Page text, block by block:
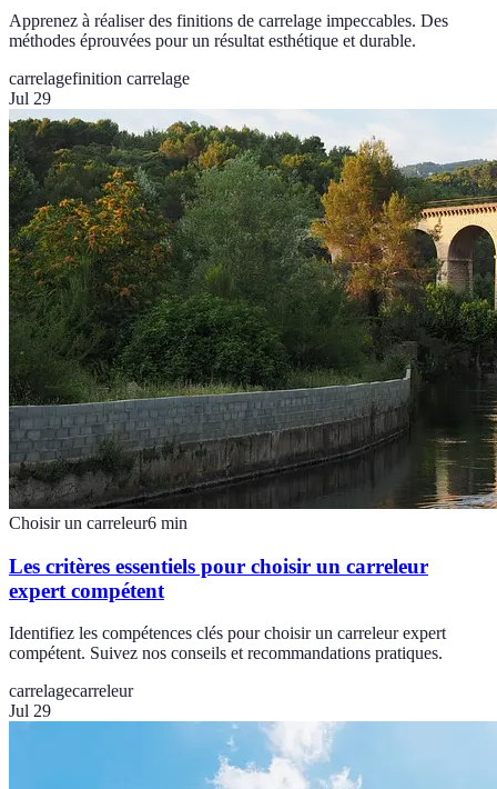
Apprenez à réaliser des finitions de carrelage impeccables. Des
méthodes éprouvées pour un résultat esthétique et durable.
carrelagefinition carrelage
Jul 29
Choisir un carreleur6 min
Les critères essentiels pour choisir un carreleur
expert compétent
Identifiez les compétences clés pour choisir un carreleur expert
compétent. Suivez nos conseils et recommandations pratiques.
carrelagecarreleur
Jul 29